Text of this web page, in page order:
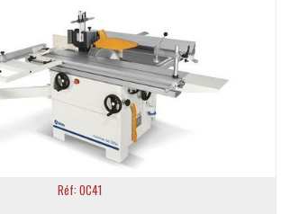
Réf: OC41